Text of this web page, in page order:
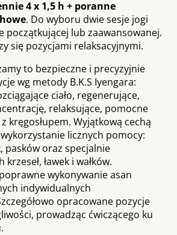
4 x 1,5 h + poranne
. Do wyboru dwie sesje jogi
początkującej lub zaawansowanej.
się pozycjami relaksacyjnymi.
to bezpieczne i precyzyjnie
wg metody B.K.S Iyengara:
ciało, regenerujące,
relaksujące, pomocne
kręgosłupem. Wyjątkową cechą
licznych pomocy:
pasków oraz specjalnie
ławek i wałków.
wykonywanie asan
indywidualnych
opracowane pozycje
prowadząc ćwiczącego ku